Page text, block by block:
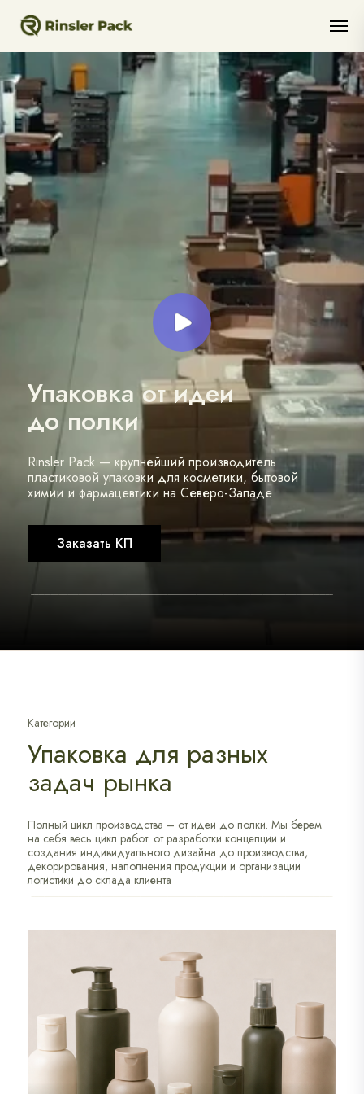
Упаковка от идеи
до полки
Rinsler Pack — крупнейший производитель
пластиковой упаковки для косметики, бытовой
химии и фармацевтики на Северо-Западе
Заказать КП
Категории
Полный цикл производства – от идеи до полки. Мы берем
на себя весь цикл работ: от разработки концепции и
создания индивидуального дизайна до производства,
декорирования, наполнения продукции и организации
логистики до склада клиента
Упаковка для разных
задач рынка